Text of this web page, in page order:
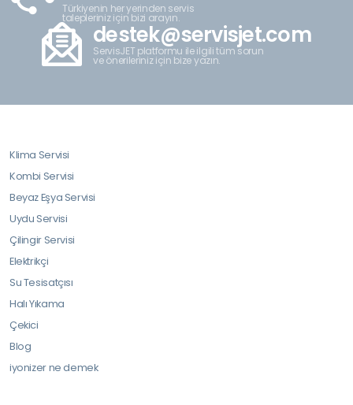
Türkiyenin her yerinden servis
talepleriniz için bizi arayın.
destek@servisjet.com
ServisJET platformu ile ilgili tüm sorun
ve önerileriniz için bize yazın.
Klima Servisi
Kombi Servisi
Beyaz Eşya Servisi
Uydu Servisi
Çilingir Servisi
Elektrikçi
Su Tesisatçısı
Halı Yıkama
Çekici
Blog
iyonizer ne demek